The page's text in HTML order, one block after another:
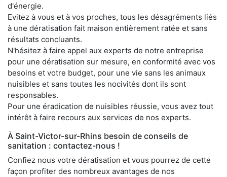
d'énergie.
Evitez à vous et à vos proches, tous les désagréments liés
à une dératisation fait maison entièrement ratée et sans
résultats concluants.
N'hésitez à faire appel aux experts de notre entreprise
pour une dératisation sur mesure, en conformité avec vos
besoins et votre budget, pour une vie sans les animaux
nuisibles et sans toutes les nocivités dont ils sont
responsables.
Pour une éradication de nuisibles réussie, vous avez tout
intérêt à faire recours aux services de nos experts.
À Saint-Victor-sur-Rhins besoin de conseils de
sanitation : contactez-nous !
Confiez nous votre dératisation et vous pourrez de cette
façon profiter des nombreux avantages de nos